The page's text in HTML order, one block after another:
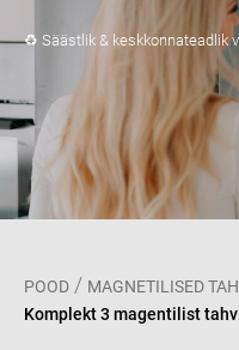
♻️ Säästlik & keskkonnateadlik
POOD / MAGNETILISED
Komplekt 3 magentilist